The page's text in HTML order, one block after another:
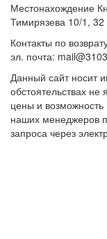
Местонахождение
Тимирязева 10/1, 32
Контакты по
эл. почта:
Данный сайт носит
обстоятельствах
цены и
наших менеджеров
запроса через